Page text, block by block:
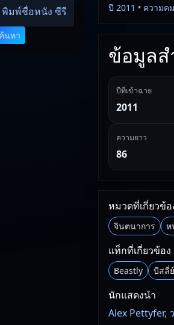
ค้นหา
ปี 2011 • ความค
ข้อมูลส
ปีที่เข้าฉาย
2011
ความยาว
86
หมวดที่เกี่ยวข้อ
จินตนาการ ห
แท็กที่เกี่ยวข้อง
Beastly บีสลี่
นักแสดงนำ
Alex Pettyfer,